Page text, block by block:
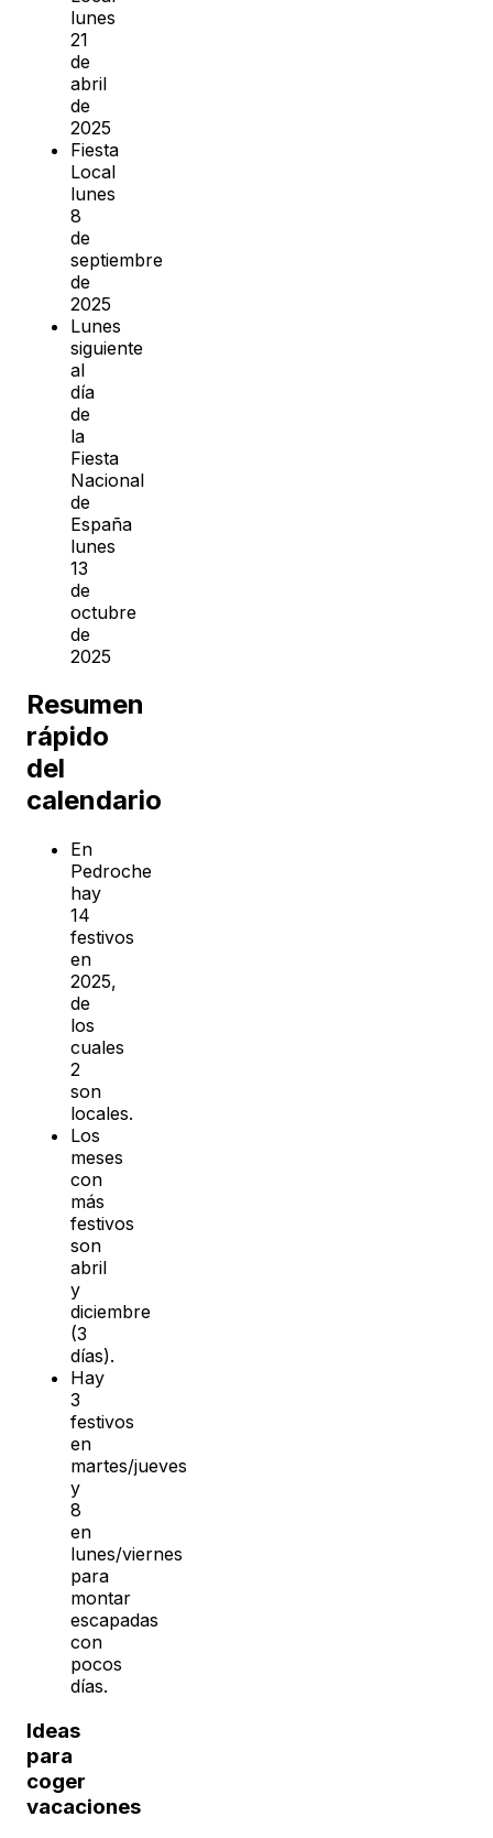
lunes
21
de
abril
de
2025
Fiesta
Local
lunes
8
de
septiembre
de
2025
Lunes
siguiente
al
día
de
la
Fiesta
Nacional
de
España
lunes
13
de
octubre
de
2025
Resumen
rápido
del
calendario
En
Pedroche
hay
14
festivos
en
2025,
de
los
cuales
2
son
locales.
Los
meses
con
más
festivos
son
abril
y
diciembre
(3
días).
Hay
3
festivos
en
martes/jueves
y
8
en
lunes/viernes
para
montar
escapadas
con
pocos
días.
Ideas
para
coger
vacaciones